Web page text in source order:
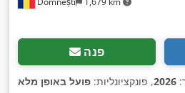
פנה
2026, פונקציונליות: פועל באופן מלא